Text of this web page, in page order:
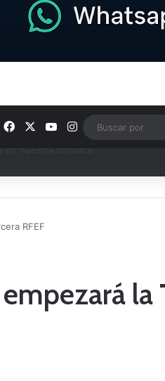
FacebookYouTube
Instagram
RFEF
la